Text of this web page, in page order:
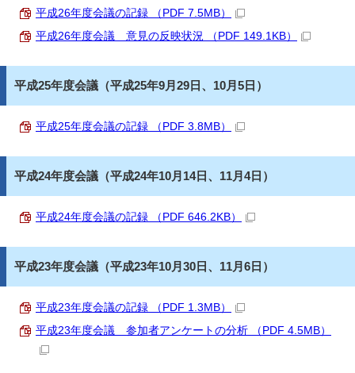
平成26年度会議の記録 （PDF 7.5MB）
平成26年度会議 意見の反映状況 （PDF 149.1KB）
平成25年度会議（平成25年9月29日、10月5日）
平成25年度会議の記録 （PDF 3.8MB）
平成24年度会議（平成24年10月14日、11月4日）
平成24年度会議の記録 （PDF 646.2KB）
平成23年度会議（平成23年10月30日、11月6日）
平成23年度会議の記録 （PDF 1.3MB）
平成23年度会議 参加者アンケートの分析 （PDF 4.5MB）